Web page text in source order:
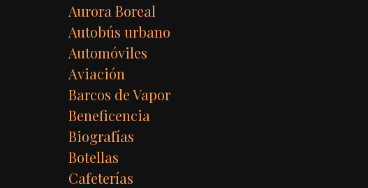
Aurora Boreal
Autobús urbano
Automóviles
Aviación
Barcos de Vapor
Beneficencia
Biografías
Botellas
Cafeterías